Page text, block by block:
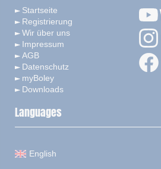
Startseite
Registrierung
Wir über uns
Impressum
AGB
Datenschutz
myBoley
Downloads
Languages
English